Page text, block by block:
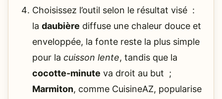
Choisissez l’outil selon le résultat visé :
la daubière diffuse une chaleur douce et
enveloppée, la fonte reste la plus simple
pour la cuisson lente, tandis que la
cocotte-minute va droit au but ;
Marmiton, comme CuisineAZ, popularise